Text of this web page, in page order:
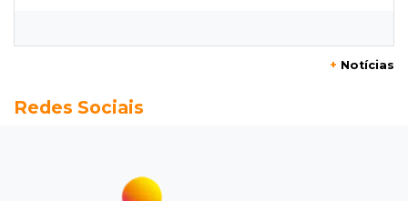
sonho de ser pais chegou
Briga em bar na 14 termina com rapaz de 21
+ Notícias
Redes Sociais